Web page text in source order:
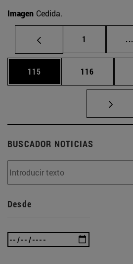
Imagen Cedida.
Página
1 ...
Página
115 Página
116
BUSCADOR NOTICIAS
Desde